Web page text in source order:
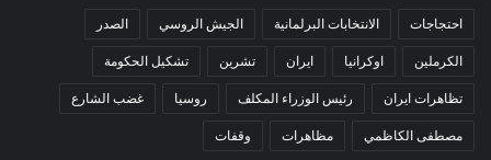
احتجاجات الانتخابات البرلمانية الجيش الروسي الصدر
الكرملين اوكرانيا ايران تشرين تشكيل الحكومة
تظاهرات ايران رئيس الوزراء المكلف روسيا غضب الشارع
مصطفى الكاظمي مظاهرات وقفات